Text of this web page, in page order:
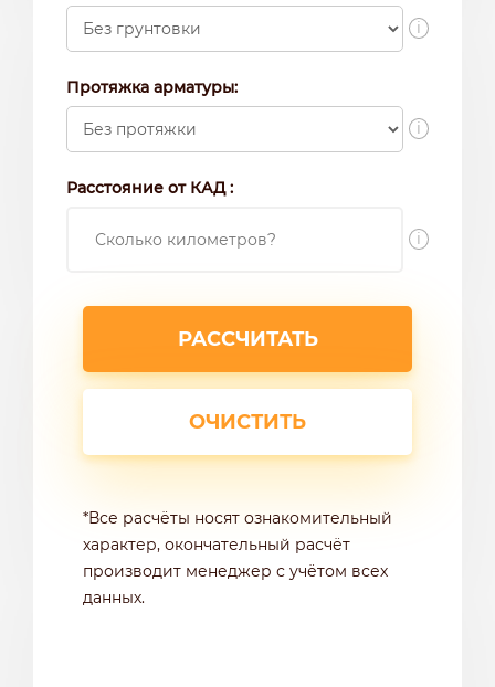
i
Протяжка арматуры:
i
Расстояние от КАД :
i
*Все расчёты носят ознакомительный
характер, окончательный расчёт
производит менеджер с учётом всех
данных.